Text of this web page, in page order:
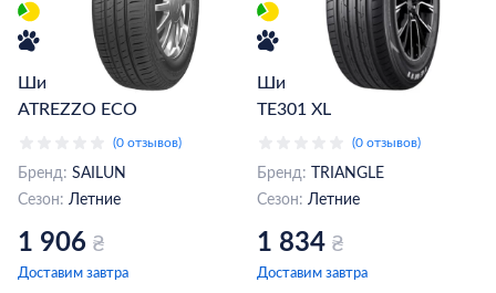
Шина 175/70R14 84T
ATREZZO ECO
(0 отзывов)
Бренд: SAILUN
Сезон: Летние
1 906 ₴
Доставим завтра
Шина 175/70R14 88H
TE301 XL
(0 отзывов)
Бренд:
TRIANGLE
Сезон: Летние
1 834 ₴
Доставим завтра